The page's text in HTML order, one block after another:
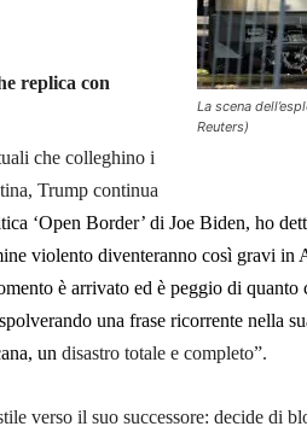
La scena
Reuters)
replica con
che colleghino i
Trump continua
‘Open Border’ di Joe Biden, ho
violento diventeranno così gravi in
è arrivato ed è peggio di quanto
una frase ricorrente nella
un disastro totale e completo”.
verso il suo successore: decide di